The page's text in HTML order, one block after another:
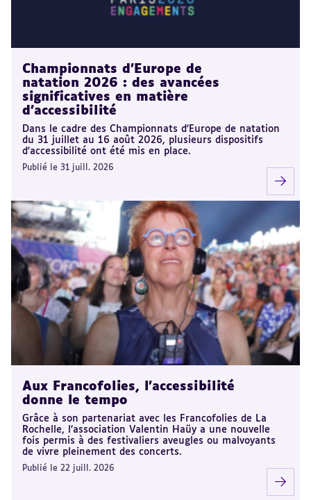
Championnats d'Europe de
natation 2026 : des avancées
significatives en matière
d'accessibilité
Dans le cadre des Championnats d'Europe de natation
du 31 juillet au 16 août 2026, plusieurs dispositifs
d'accessibilité ont été mis en place.
Publié le 31 juill. 2026
Aux Francofolies, l’accessibilité
donne le tempo
Grâce à son partenariat avec les Francofolies de La
Rochelle, l’association Valentin Haüy a une nouvelle
fois permis à des festivaliers aveugles ou malvoyants
de vivre pleinement des concerts.
Publié le 22 juill. 2026